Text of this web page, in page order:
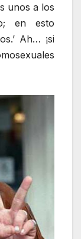
unos a los
en esto
Ah… ¡si